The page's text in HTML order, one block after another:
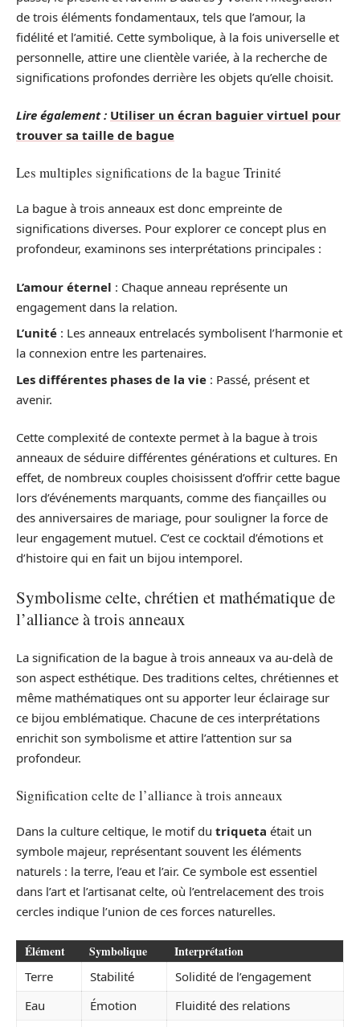
de trois éléments fondamentaux, tels que l’amour, la
fidélité et l’amitié. Cette symbolique, à la fois universelle et
personnelle, attire une clientèle variée, à la recherche de
significations profondes derrière les objets qu’elle choisit.
Lire également : Utiliser un écran baguier virtuel pour
trouver sa taille de bague
Les multiples significations de la bague Trinité
La bague à trois anneaux est donc empreinte de
significations diverses. Pour explorer ce concept plus en
profondeur, examinons ses interprétations principales :
L’amour éternel : Chaque anneau représente un
engagement dans la relation.
L’unité : Les anneaux entrelacés symbolisent l’harmonie et
la connexion entre les partenaires.
Les différentes phases de la vie : Passé, présent et
avenir.
Cette complexité de contexte permet à la bague à trois
anneaux de séduire différentes générations et cultures. En
effet, de nombreux couples choisissent d’offrir cette bague
lors d’événements marquants, comme des fiançailles ou
des anniversaires de mariage, pour souligner la force de
leur engagement mutuel. C’est ce cocktail d’émotions et
d’histoire qui en fait un bijou intemporel.
Symbolisme celte, chrétien et mathématique de
l’alliance à trois anneaux
La signification de la bague à trois anneaux va au-delà de
son aspect esthétique. Des traditions celtes, chrétiennes et
même mathématiques ont su apporter leur éclairage sur
ce bijou emblématique. Chacune de ces interprétations
enrichit son symbolisme et attire l’attention sur sa
profondeur.
Signification celte de l’alliance à trois anneaux
Dans la culture celtique, le motif du triqueta était un
symbole majeur, représentant souvent les éléments
naturels : la terre, l’eau et l’air. Ce symbole est essentiel
dans l’art et l’artisanat celte, où l’entrelacement des trois
cercles indique l’union de ces forces naturelles.
Élément Symbolique Interprétation
Terre Stabilité
Solidité de l’engagement
Eau
Émotion
Fluidité des relations